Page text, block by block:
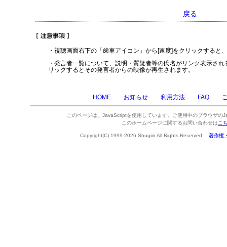
戻る
・視聴画面右下の「歯車アイコン」から[速度]をクリックすると
・発言者一覧について、説明・質疑者等の氏名がリンク表示さ
リックするとその発言者からの映像が再生されます。
HOME お知らせ 利用方法 FAQ
このページは、JavaScriptを使用しています。ご使用中のブラウザの
このホームページに関するお問い合わせは こ
Copyright(C) 1999-2026 Shugiin All Rights Reserved. 著作権